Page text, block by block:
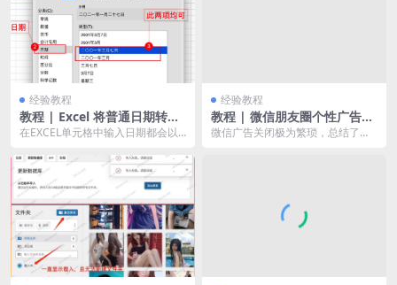
经验教程
教程 | Excel 将普通日期转换
为中文大写、小写格式
在EXCEL单元格中输入日期都会以
表时想...
经验教程
教程 | 微信朋友圈个性广告关
闭详细教程
微信广告关闭极为繁琐，总结了一